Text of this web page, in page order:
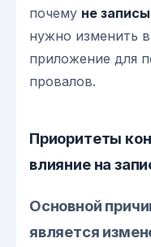
почему не
нужно изменить
приложение для
провалов.
Приоритеты
влияние на
Основной
является